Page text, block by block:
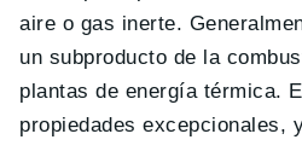
aire o gas inerte.
un subproducto de la
plantas de energía térmica.
propiedades excepcionales,